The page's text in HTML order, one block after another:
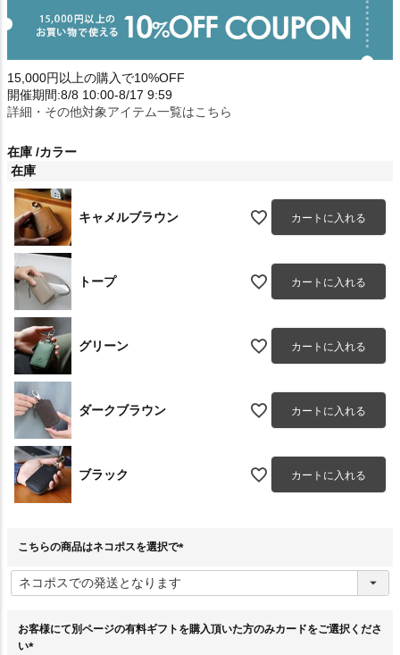
15,000円以上の購入で10%OFF
開催期間:8/8 10:00-8/17 9:59
詳細・その他対象アイテム一覧はこちら
在庫 カラー
在庫
キャメルブラウン カートに入れる
トープ カートに入れる
グリーン カートに入れる
ダークブラウン カートに入れる
ブラック カートに入れる
こちらの商品はネコポスを選択で
必
須
お客様にて別ページの有料ギフトを購入頂いた方のみカードをご選択くださ
い